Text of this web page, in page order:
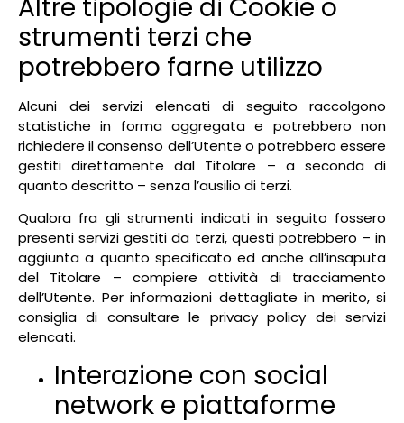
Altre tipologie di Cookie o
strumenti terzi che
potrebbero farne utilizzo
Alcuni dei servizi elencati di seguito raccolgono
statistiche in forma aggregata e potrebbero non
richiedere il consenso dell’Utente o potrebbero essere
gestiti direttamente dal Titolare – a seconda di
quanto descritto – senza l’ausilio di terzi.
Qualora fra gli strumenti indicati in seguito fossero
presenti servizi gestiti da terzi, questi potrebbero – in
aggiunta a quanto specificato ed anche all’insaputa
del Titolare – compiere attività di tracciamento
dell’Utente. Per informazioni dettagliate in merito, si
consiglia di consultare le privacy policy dei servizi
elencati.
Interazione con social
network e piattaforme